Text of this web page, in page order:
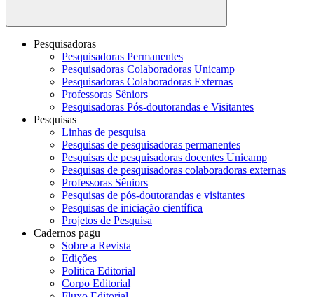
Buscar
Pesquisadoras
Pesquisadoras Permanentes
Pesquisadoras Colaboradoras Unicamp
Pesquisadoras Colaboradoras Externas
Professoras Sêniors
Pesquisadoras Pós-doutorandas e Visitantes
Pesquisas
Linhas de pesquisa
Pesquisas de pesquisadoras permanentes
Pesquisas de pesquisadoras docentes Unicamp
Pesquisas de pesquisadoras colaboradoras externas
Professoras Sêniors
Pesquisas de pós-doutorandas e visitantes
Pesquisas de iniciação científica
Projetos de Pesquisa
Cadernos pagu
Sobre a Revista
Edições
Politica Editorial
Corpo Editorial